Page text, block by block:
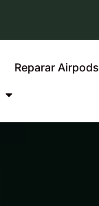
Reparar Airpods